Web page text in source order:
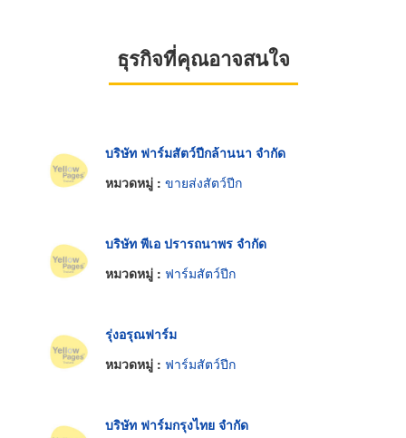
ธุรกิจที่คุณอาจสนใจ
บริษัท ฟาร์มสัตว์ปีกล้านนา จำกัด
หมวดหมู่ : ขายส่งสัตว์ปีก
บริษัท พีเอ ปรารถนาพร จำกัด
หมวดหมู่ : ฟาร์มสัตว์ปีก
รุ่งอรุณฟาร์ม
หมวดหมู่ : ฟาร์มสัตว์ปีก
บริษัท ฟาร์มกรุงไทย จำกัด